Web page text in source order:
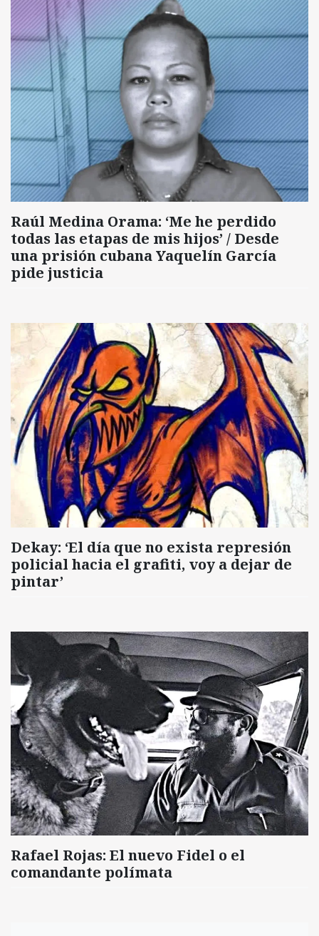
Raúl Medina Orama: ‘Me he perdido
todas las etapas de mis hijos’ / Desde
una prisión cubana Yaquelín García
pide justicia
Dekay: ‘El día que no exista represión
policial hacia el grafiti, voy a dejar de
pintar’
Rafael Rojas: El nuevo Fidel o el
comandante polímata